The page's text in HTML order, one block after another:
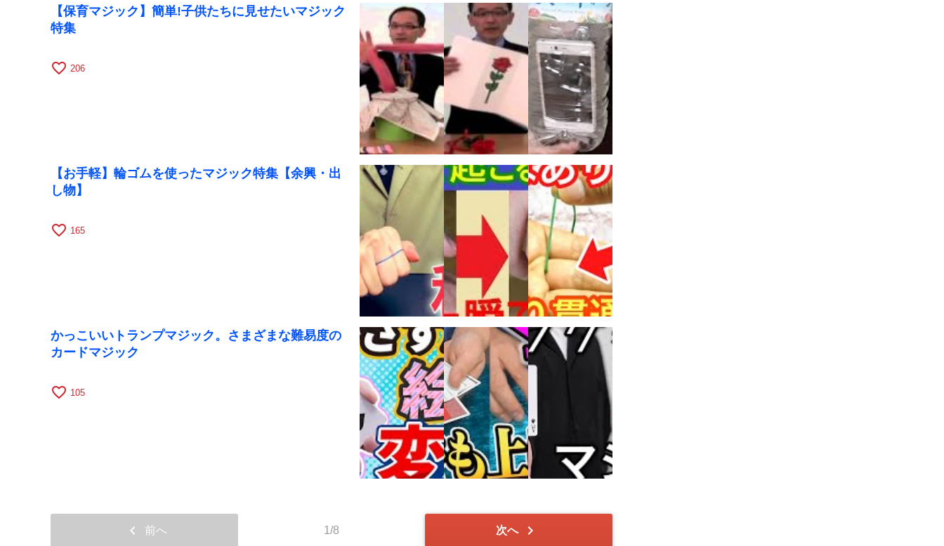
【保育マジック】簡単!子供たちに見せたいマジック
特集
favorite_border 206
【お手軽】輪ゴムを使ったマジック特集【余興・出
し物】
favorite_border 165
かっこいいトランプマジック。さまざまな難易度の
カードマジック
favorite_border 105
chevron_left 前へ 1/8 次へ chevron_right